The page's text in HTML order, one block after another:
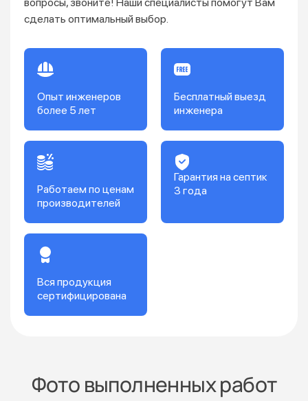
сделать оптимальный выбор.
Опыт инженеров
более 5 лет
Бесплатный выезд
инженера
Работаем по ценам
производителей
Гарантия на септик
3 года
Вся продукция
сертифицирована
Фото выполненных работ